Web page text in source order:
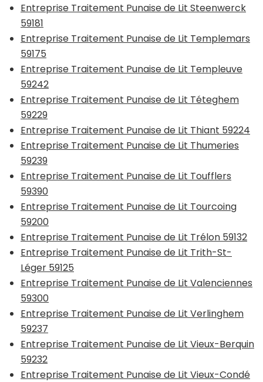
Entreprise Traitement Punaise de Lit Steenwerck
59181
Entreprise Traitement Punaise de Lit Templemars
59175
Entreprise Traitement Punaise de Lit Templeuve
59242
Entreprise Traitement Punaise de Lit Téteghem
59229
Entreprise Traitement Punaise de Lit Thiant 59224
Entreprise Traitement Punaise de Lit Thumeries
59239
Entreprise Traitement Punaise de Lit Toufflers
59390
Entreprise Traitement Punaise de Lit Tourcoing
59200
Entreprise Traitement Punaise de Lit Trélon 59132
Entreprise Traitement Punaise de Lit Trith-St-
Léger 59125
Entreprise Traitement Punaise de Lit Valenciennes
59300
Entreprise Traitement Punaise de Lit Verlinghem
59237
Entreprise Traitement Punaise de Lit Vieux-Berquin
59232
Entreprise Traitement Punaise de Lit Vieux-Condé